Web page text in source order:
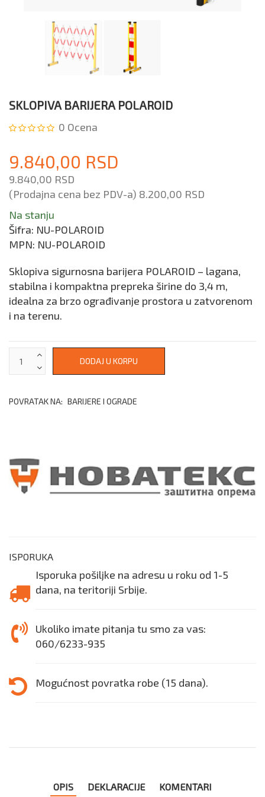
SKLOPIVA BARIJERA POLAROID
0 Ocena
9.840,00 RSD
9.840,00 RSD
(Prodajna cena bez PDV-a) 8.200,00 RSD
Na stanju
Šifra: NU-POLAROID
MPN: NU-POLAROID
Sklopiva sigurnosna barijera POLAROID – lagana,
stabilna i kompaktna prepreka širine do 3,4 m,
idealna za brzo ograđivanje prostora u zatvorenom
i na terenu.
POVRATAK NA: BARIJERE I OGRADE
ISPORUKA
Isporuka pošiljke na adresu u roku od 1-5
dana, na teritoriji Srbije.
Ukoliko imate pitanja tu smo za vas:
060/6233-935
Mogućnost povratka robe (15 dana).
OPIS DEKLARACIJE KOMENTARI